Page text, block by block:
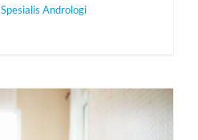
Spesialis Andrologi